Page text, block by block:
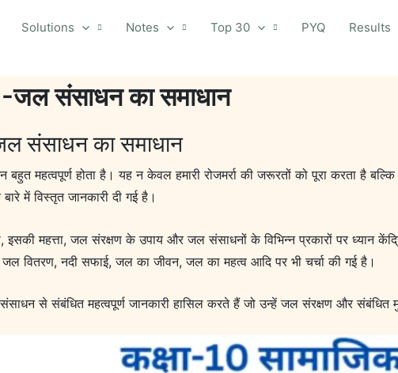
Solutions Notes Top 30 PYQ Results
जल संसाधन का समाधान
संसाधन का समाधान
महत्वपूर्ण होता है। यह न केवल हमारी रोजमर्रा की जरूरतों को पूरा करता है
में विस्तृत जानकारी दी गई है।
इसकी महत्ता, जल संरक्षण के उपाय और जल संसाधनों के विभिन्न प्रकारों पर ध्यान
जल वितरण, नदी सफाई, जल का जीवन, जल का महत्व आदि पर भी चर्चा की गई है।
से संबंधित महत्वपूर्ण जानकारी हासिल करते हैं जो उन्हें जल संरक्षण और संबंधित